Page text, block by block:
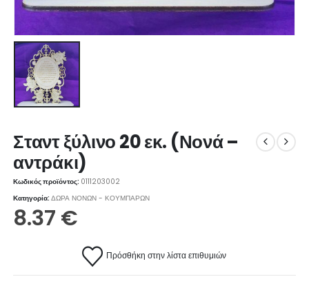
Σταντ ξύλινο 20 εκ. (Νονά –
αντράκι)
Κωδικός προϊόντος: 0111203002
Κατηγορία:ΔΩΡΑ ΝΟΝΩΝ - ΚΟΥΜΠΑΡΩΝ
8.37 €
Πρόσθήκη στην λίστα επιθυμιών